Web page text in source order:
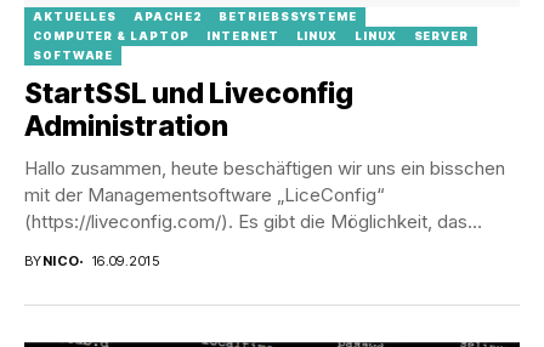
AKTUELLES APACHE2
BETRIEBSSYSTEME
COMPUTER & LAPTOP
INTERNET LINUX LINUX
SERVER
SOFTWARE
StartSSL und Liveconfig
Administration
Hallo zusammen, heute beschäftigen wir uns ein bisschen
mit der Managementsoftware „LiceConfig“
(https://liveconfig.com/). Es gibt die Möglichkeit, das
BYNICO 16.09.2015